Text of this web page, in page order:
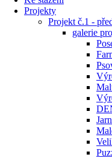
Projekty
Projekt č.1 -
galerie